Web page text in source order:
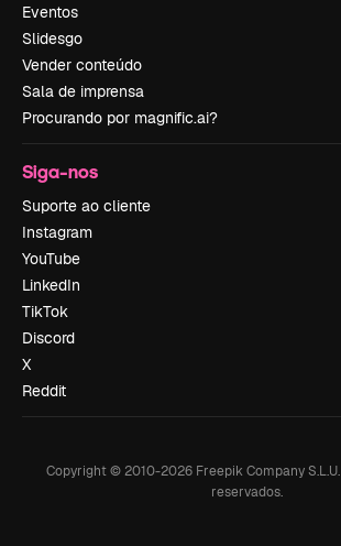
Eventos
Slidesgo
Vender conteúdo
Sala de imprensa
Procurando por magnific.ai?
Siga-nos
Suporte ao cliente
Instagram
YouTube
LinkedIn
TikTok
Discord
X
Reddit
Copyright © 2010-2026Freepik Company S.L.U.
reservados.